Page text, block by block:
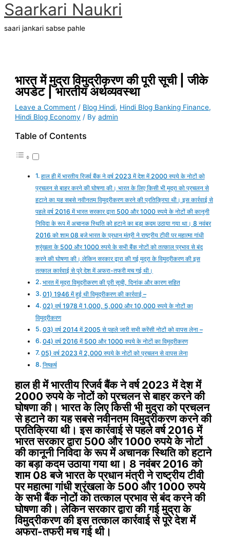
Skip
to
content
Saarkari Naukri
saari jankari sabse pahle
Menu
भारत में मुद्रा विमुद्रीकरण की पूरी सूची | जीके
अपडेट | भारतीय अर्थव्यवस्था
Leave a Comment / Blog Hindi, Hindi Blog Banking Finance,
Hindi Blog Economy / Byadmin
Table of Contents
हाल ही में भारतीय रिजर्व बैंक ने वर्ष 2023 में देश में 2000 रुपये के नोटों को
प्रचलन से बाहर करने की घोषणा की। भारत के लिए किसी भी मुद्रा को प्रचलन से
हटाने का यह सबसे नवीनतम विमुद्रीकरण करने की प्रतिक्रिया थी। इस कार्रवाई से
पहले वर्ष 2016 में भारत सरकार द्वारा 500 और 1000 रुपये के नोटों की कानूनी
निविदा के रूप में अचानक स्थिति को हटाने का बड़ा कदम उठाया गया था। 8 नवंबर
2016 को शाम 08 बजे भारत के प्रधान मंत्री ने राष्ट्रीय टीवी पर महात्मा गांधी
श्रृंखला के 500 और 1000 रुपये के सभी बैंक नोटों को तत्काल प्रभाव से बंद
करने की घोषणा की। लेकिन सरकार द्वारा की गई मुद्रा के विमुद्रीकरण की इस
तत्काल कार्रवाई से पूरे देश में अफरा-तफरी मच गई थी।
भारत में मुद्रा विमुद्रीकरण की पूरी सूची, दिनांक और कारण सहित
01) 1946 में हुई थी विमुद्रीकरण की कार्रवाई –
02) वर्ष 1978 में 1,000, 5,000 और 10,000 रुपये के नोटों का
विमुद्रीकरण
03) वर्ष 2014 में 2005 से पहले जारी सभी करेंसी नोटों को वापस लेना –
04) वर्ष 2016 में 500 और 1000 रुपये के नोटों का विमुद्रीकरण
05) वर्ष 2023 में 2,000 रुपये के नोटों को प्रचलन से वापस लेना
निष्कर्ष
हाल ही में भारतीय रिजर्व बैंक ने वर्ष 2023 में देश में
2000 रुपये के नोटों को प्रचलन से बाहर करने की
घोषणा की। भारत के लिए किसी भी मुद्रा को प्रचलन
से हटाने का यह सबसे नवीनतम विमुद्रीकरण करने की
प्रतिक्रिया थी। इस कार्रवाई से पहले वर्ष 2016 में
भारत सरकार द्वारा 500 और 1000 रुपये के नोटों
की कानूनी निविदा के रूप में अचानक स्थिति को हटाने
का बड़ा कदम उठाया गया था। 8 नवंबर 2016 को
शाम 08 बजे भारत के प्रधान मंत्री ने राष्ट्रीय टीवी
पर महात्मा गांधी श्रृंखला के 500 और 1000 रुपये
के सभी बैंक नोटों को तत्काल प्रभाव से बंद करने की
घोषणा की। लेकिन सरकार द्वारा की गई मुद्रा के
विमुद्रीकरण की इस तत्काल कार्रवाई से पूरे देश में
अफरा-तफरी मच गई थी।
Type
here..
Name*
Email*
Website
S
e
h
f
o
r
A
r
v
e
s